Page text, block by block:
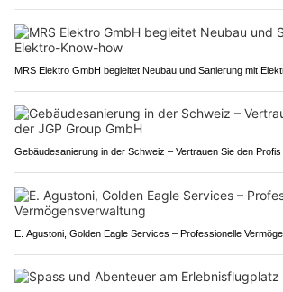
MRS Elektro GmbH begleitet Neubau und Sanierung mit
Gebäudesanierung in der Schweiz – Vertrauen Sie den
E. Agustoni, Golden Eagle Services – Professionelle